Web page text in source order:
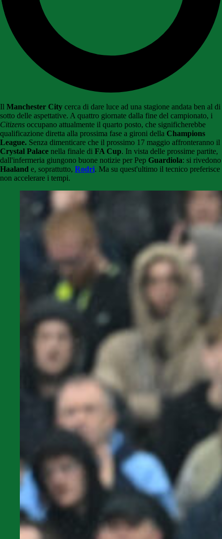
Il Manchester City cerca di dare luce ad una stagione andata ben al di
sotto delle aspettative. A quattro giornate dalla fine del campionato, i
Citizens occupano attualmente il quarto posto, che significherebbe
qualificazione diretta alla prossima fase a gironi della Champions
League. Senza dimenticare che il prossimo 17 maggio affronteranno il
Crystal Palace nella finale di FA Cup. In vista delle prossime partite,
dall'infermeria giungono buone notizie per Pep Guardiola: si rivedono
Haaland e, soprattutto, Rodri. Ma su quest'ultimo il tecnico preferisce
non accelerare i tempi.